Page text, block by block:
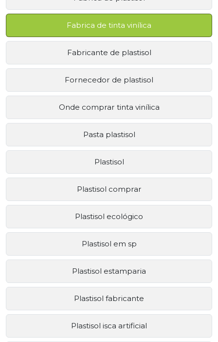
Fabrica de tinta vinílica
Fabricante de plastisol
Fornecedor de plastisol
Onde comprar tinta vinílica
Pasta plastisol
Plastisol
Plastisol comprar
Plastisol ecológico
Plastisol em sp
Plastisol estamparia
Plastisol fabricante
Plastisol isca artificial